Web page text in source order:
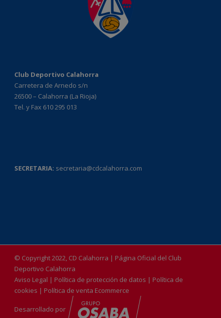
Club Deportivo Calahorra
Carretera de Arnedo s/n
26500 – Calahorra (La Rioja)
Tel. y Fax 610 295 013
SECRETARIA: secretaria@cdcalahorra.com
© Copyright 2022, CD Calahorra | Página Oficial del Club
Deportivo Calahorra
Aviso Legal | Política de protección de datos | Política de
cookies | Política de venta Ecommerce
Desarrollado por